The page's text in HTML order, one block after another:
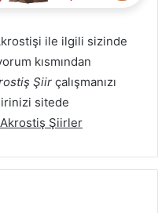
ile ilgili sizinde
kısmından
Şiir çalışmanızı
sitede
Akrostiş Şiirler